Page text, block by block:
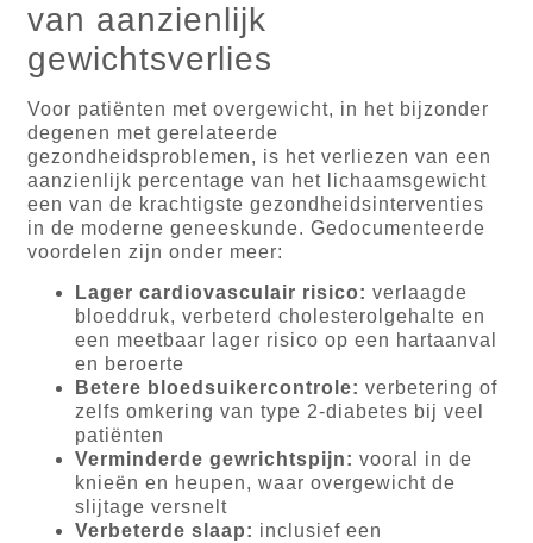
van aanzienlijk
gewichtsverlies
Voor patiënten met overgewicht, in het bijzonder
degenen met gerelateerde
gezondheidsproblemen, is het verliezen van een
aanzienlijk percentage van het lichaamsgewicht
een van de krachtigste gezondheidsinterventies
in de moderne geneeskunde. Gedocumenteerde
voordelen zijn onder meer:
Lager cardiovasculair risico: verlaagde
bloeddruk, verbeterd cholesterolgehalte en
een meetbaar lager risico op een hartaanval
en beroerte
Betere bloedsuikercontrole: verbetering of
zelfs omkering van type 2-diabetes bij veel
patiënten
Verminderde gewrichtspijn: vooral in de
knieën en heupen, waar overgewicht de
slijtage versnelt
Verbeterde slaap: inclusief een